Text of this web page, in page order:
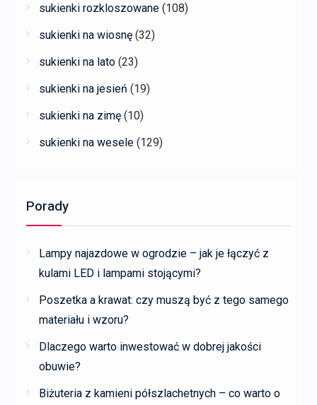
sukienki rozkloszowane (108)
sukienki na wiosnę (32)
sukienki na lato (23)
sukienki na jesień (19)
sukienki na zimę (10)
sukienki na wesele (129)
Porady
Lampy najazdowe w ogrodzie – jak je łączyć z
kulami LED i lampami stojącymi?
Poszetka a krawat: czy muszą być z tego samego
materiału i wzoru?
Dlaczego warto inwestować w dobrej jakości
obuwie?
Biżuteria z kamieni półszlachetnych – co warto o